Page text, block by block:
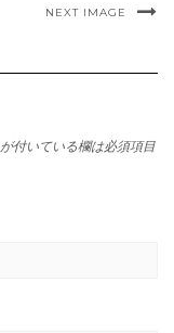
NEXT IMAGE
が付いている欄は必須項目